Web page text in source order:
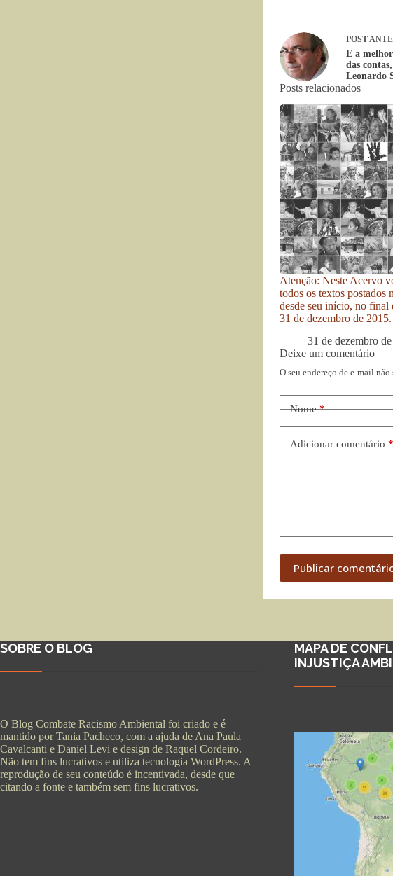
POST
E a
das
Leonardo
Posts relacionados
Atenção: Neste Acervo
todos os textos postados
desde seu início, no final
31 de dezembro de 2015.
31 de dezembro
Deixe um comentário
O seu endereço de e-mail
Nome*
Adicionar comentário *
Publicar
SOBRE O BLOG
O Blog Combate Racismo Ambiental foi criado e é
mantido por Tania Pacheco, com a ajuda de Ana Paula
Cavalcanti e Daniel Levi e design de Raquel Cordeiro.
Não tem fins lucrativos e utiliza tecnologia WordPress. A
reprodução de seu conteúdo é incentivada, desde que
citando a fonte e também sem fins lucrativos.
MAPA DE
INJUSTIÇA